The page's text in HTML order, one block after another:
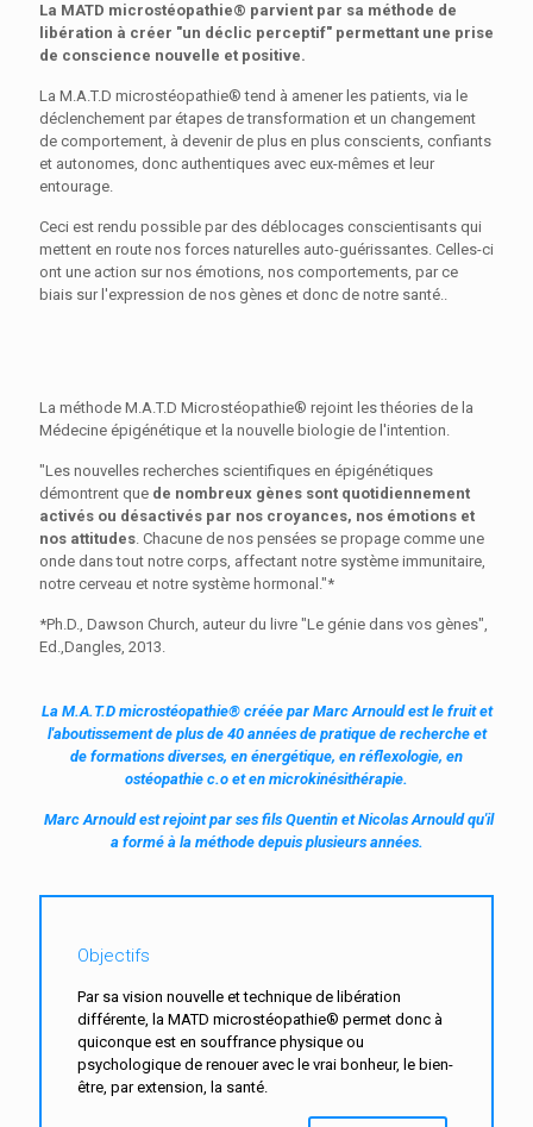
La MATD microstéopathie® parvient par sa méthode de
libération à créer "un déclic perceptif" permettant une prise
de conscience nouvelle et positive.
La M.A.T.D microstéopathie® tend à amener les patients, via le
déclenchement par étapes de transformation et un changement
de comportement, à devenir de plus en plus conscients, confiants
et autonomes, donc authentiques avec eux-mêmes et leur
entourage.
Ceci est rendu possible par des déblocages conscientisants qui
mettent en route nos forces naturelles auto-guérissantes. Celles-ci
ont une action sur nos émotions, nos comportements, par ce
biais sur l'expression de nos gènes et donc de notre santé..
La méthode M.A.T.D Microstéopathie® rejoint les théories de la
Médecine épigénétique et la nouvelle biologie de l'intention.
"Les nouvelles recherches scientifiques en épigénétiques
démontrent que de nombreux gènes sont quotidiennement
activés ou désactivés par nos croyances, nos émotions et
nos attitudes. Chacune de nos pensées se propage comme une
onde dans tout notre corps, affectant notre système immunitaire,
notre cerveau et notre système hormonal."*
*Ph.D., Dawson Church, auteur du livre "Le génie dans vos gènes",
Ed.,Dangles, 2013.
La M.A.T.D microstéopathie® créée par Marc Arnould est le fruit et
l'aboutissement de plus de 40 années de pratique de recherche et
de formations diverses, en énergétique, en réflexologie, en
ostéopathie c.o et en microkinésithérapie.
Marc Arnould est rejoint par ses fils Quentin et Nicolas Arnould qu'il
a formé à la méthode depuis plusieurs années.
Objectifs
Par sa vision nouvelle et technique de libération
différente, la MATD microstéopathie® permet donc à
quiconque est en souffrance physique ou
psychologique de renouer avec le vrai bonheur, le bien-
être, par extension, la santé.